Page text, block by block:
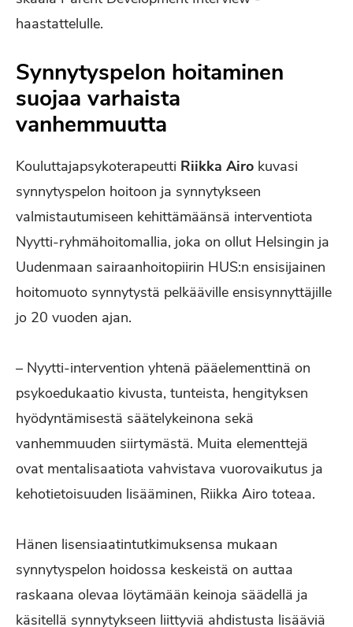
haastattelulle.
Synnytyspelon hoitaminen
suojaa varhaista
vanhemmuutta
Kouluttajapsykoterapeutti Riikka Airo kuvasi
synnytyspelon hoitoon ja synnytykseen
valmistautumiseen kehittämäänsä interventiota
Nyytti-ryhmähoitomallia, joka on ollut Helsingin ja
Uudenmaan sairaanhoitopiirin HUS:n ensisijainen
hoitomuoto synnytystä pelkääville ensisynnyttäjille
jo 20 vuoden ajan.
– Nyytti-intervention yhtenä pääelementtinä on
psykoedukaatio kivusta, tunteista, hengityksen
hyödyntämisestä säätelykeinona sekä
vanhemmuuden siirtymästä. Muita elementtejä
ovat mentalisaatiota vahvistava vuorovaikutus ja
kehotietoisuuden lisääminen, Riikka Airo toteaa.
Hänen lisensiaatintutkimuksensa mukaan
synnytyspelon hoidossa keskeistä on auttaa
raskaana olevaa löytämään keinoja säädellä ja
käsitellä synnytykseen liittyviä ahdistusta lisääviä